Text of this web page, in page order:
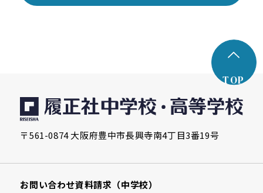
TOP
〒561-0874 大阪府豊中市長興寺南4丁目3番19号
お問い合わせ資料請求（中学校）